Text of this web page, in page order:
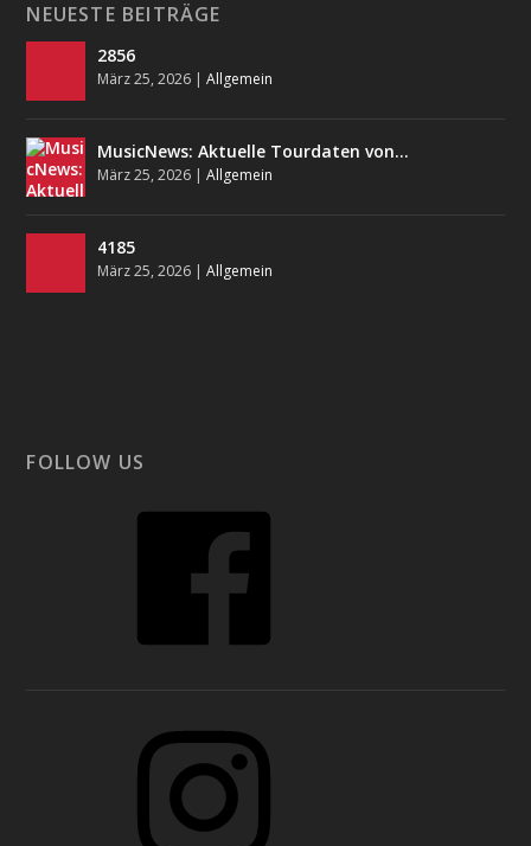
NEUESTE BEITRÄGE
2856
März 25, 2026 |Allgemein
MusicNews: Aktuelle Tourdaten von…
März 25, 2026 |Allgemein
4185
März 25, 2026 |Allgemein
FOLLOW US